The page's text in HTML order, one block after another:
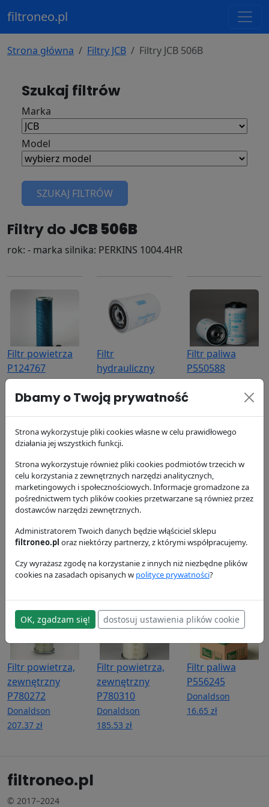
filtroneo.pl
Strona główna Filtry JCB Filtry JCB 506B
Szukaj filtrów
Marka
Model
SZUKAJ FILTRÓW
Filtry do JCB 506B
rok: - marka silnika: PERKINS 1004.4HR
Filtr powietrza
P124767
Donaldson
111.38 zł
Filtr
hydrauliczny
P550268
Donaldson
Filtr paliwa
P550588
Donaldson
37.93 zł
Filtr oleju silnika
P554407
Donaldson
Filtr
hydrauliczny
P565243
53.68 zł
wewnętrzny
P778833
118.14 zł
Filtr powietrza,
zewnętrzny
P780272
Donaldson
207.37 zł
Filtr powietrza,
zewnętrzny
P780310
Donaldson
185.53 zł
Filtr paliwa
P556245
Donaldson
16.65 zł
filtroneo.pl
© 2017–2024
Dbamy o Twoją prywatność
Strona wykorzystuje pliki cookies własne w celu prawidłowego
działania jej wszystkich funkcji.
Strona wykorzystuje również pliki cookies podmiotów trzecich w
celu korzystania z zewnętrznych narzędzi analitycznych,
marketingowych i społecznościowych. Informacje gromadzone za
pośrednictwem tych plików cookies przetwarzane są również przez
dostawców narzędzi zewnętrznych.
Administratorem Twoich danych będzie włąściciel sklepu
filtroneo.pl oraz niektórzy partnerzy, z którymi współpracujemy.
Czy wyrażasz zgodę na korzystanie z innych niż niezbędne plików
cookies na zasadach opisanych w polityce prywatności?
OK, zgadzam się! dostosuj ustawienia plików cookie